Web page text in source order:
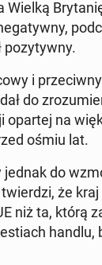
Wielką
po­zy­tyw­ny.
i
do
opartej na
ośmiu lat.
jednak do
że
niż ta, którą
handlu,